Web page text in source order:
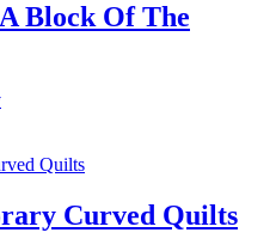
Block Of The
Curved Quilts